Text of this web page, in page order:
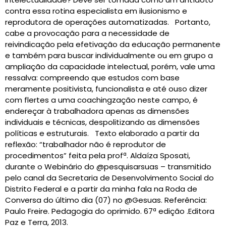
contra essa rotina especialista em ilusionismo e
reprodutora de operações automatizadas. Portanto,
cabe a provocação para a necessidade de
reivindicação pela efetivação da educação permanente
e também para buscar individualmente ou em grupo a
ampliação da capacidade intelectual, porém, vale uma
ressalva: compreendo que estudos com base
meramente positivista, funcionalista e até ouso dizer
com flertes a uma coachingzação neste campo, é
endereçar à trabalhadora apenas as dimensões
individuais e técnicas, despolitizando as dimensões
políticas e estruturais. Texto elaborado a partir da
reflexão: “trabalhador não é reprodutor de
procedimentos” feita pela profª. Aldaíza Sposati,
durante o Webinário do @pesquisarsuas – transmitido
pelo canal da Secretaria de Desenvolvimento Social do
Distrito Federal e a partir da minha fala na Roda de
Conversa do último dia (07) no @Gesuas. Referência:
Paulo Freire. Pedagogia do oprimido. 67ª edição .Editora
Paz e Terra, 2013.